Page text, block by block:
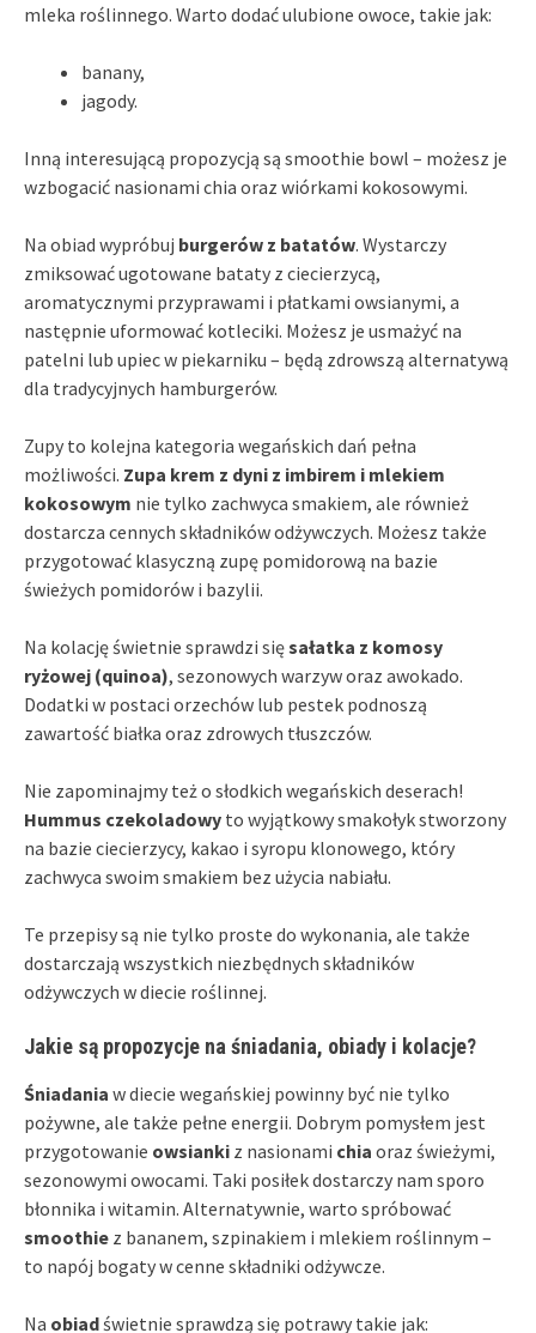
mleka roślinnego. Warto dodać ulubione owoce, takie jak:
banany,
jagody.
Inną interesującą propozycją są smoothie bowl – możesz je
wzbogacić nasionami chia oraz wiórkami kokosowymi.
Na obiad wypróbuj burgerów z batatów. Wystarczy
zmiksować ugotowane bataty z ciecierzycą,
aromatycznymi przyprawami i płatkami owsianymi, a
następnie uformować kotleciki. Możesz je usmażyć na
patelni lub upiec w piekarniku – będą zdrowszą alternatywą
dla tradycyjnych hamburgerów.
Zupy to kolejna kategoria wegańskich dań pełna
możliwości. Zupa krem z dyni z imbirem i mlekiem
kokosowym nie tylko zachwyca smakiem, ale również
dostarcza cennych składników odżywczych. Możesz także
przygotować klasyczną zupę pomidorową na bazie
świeżych pomidorów i bazylii.
Na kolację świetnie sprawdzi sięsałatka z komosy
ryżowej (quinoa), sezonowych warzyw oraz awokado.
Dodatki w postaci orzechów lub pestek podnoszą
zawartość białka oraz zdrowych tłuszczów.
Nie zapominajmy też o słodkich wegańskich deserach!
Hummus czekoladowy to wyjątkowy smakołyk stworzony
na bazie ciecierzycy, kakao i syropu klonowego, który
zachwyca swoim smakiem bez użycia nabiału.
Te przepisy są nie tylko proste do wykonania, ale także
dostarczają wszystkich niezbędnych składników
odżywczych w diecie roślinnej.
Jakie są propozycje na śniadania, obiady i kolacje?
Śniadania w diecie wegańskiej powinny być nie tylko
pożywne, ale także pełne energii. Dobrym pomysłem jest
przygotowanie owsianki z nasionami chia oraz świeżymi,
sezonowymi owocami. Taki posiłek dostarczy nam sporo
błonnika i witamin. Alternatywnie, warto spróbować
smoothie z bananem, szpinakiem i mlekiem roślinnym –
to napój bogaty w cenne składniki odżywcze.
Na obiadświetnie sprawdzą się potrawy takie jak: